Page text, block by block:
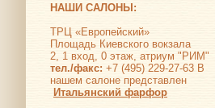
НАШИ САЛОНЫ:
ТРЦ «Европейский»
Площадь Киевского вокзала
2, 1 вход, 0 этаж, атриум "РИМ"
тел./факс: +7 (495) 229-27-63 В
нашем салоне представлен
Итальянский фарфор